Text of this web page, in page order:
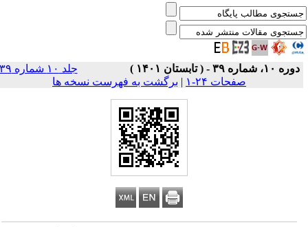
دوره ۱۰، شماره ۳۹ - ( تابستان ۱۴۰۱ )
جلد ۱۰ شماره ۳۹
صفحات ۲۴-۱
| برگشت به فهرست نسخه ها